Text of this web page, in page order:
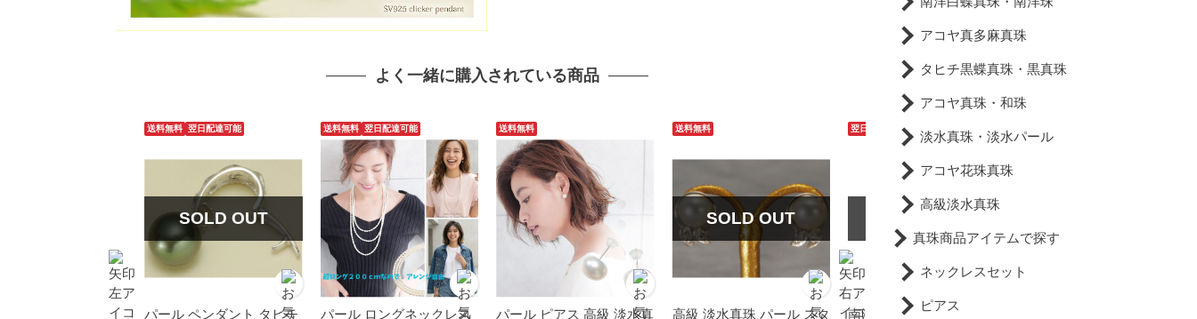
よく一緒に購入されている商品
送料無料 翌日配達可能
SOLD OUT
パール ペンダント タヒチ
送料無料 翌日配達可能
パール ロングネックレス
送料無料
パール ピアス 高級 淡水真
送料無料
SOLD OUT
高級 淡水真珠 パール スタ
翌日配達可能
SOLD OUT
南洋白蝶真珠 パール ペン
アコヤ真多麻真珠
タヒチ黒蝶真珠・黒真珠
アコヤ真珠・和珠
淡水真珠・淡水パール
アコヤ花珠真珠
高級淡水真珠
真珠商品アイテムで探す
ネックレスセット
ピアス